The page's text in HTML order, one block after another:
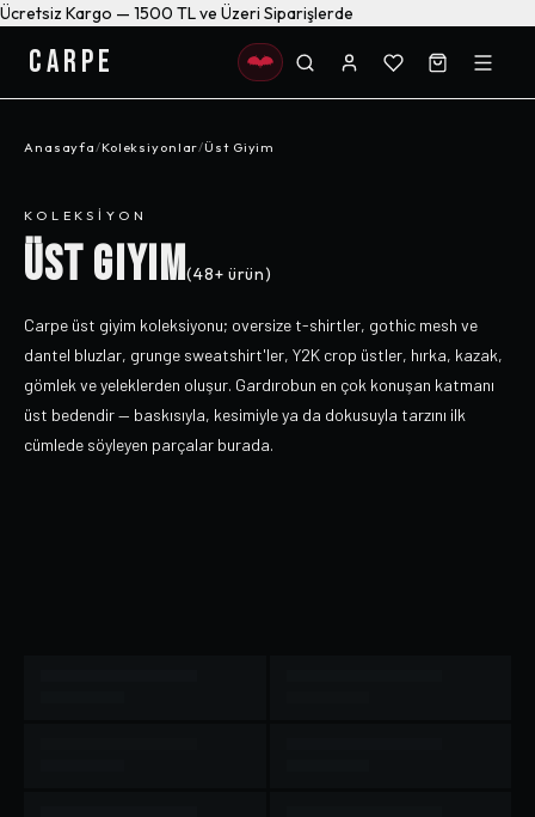
Ücretsiz Kargo — 1500 TL ve Üzeri Siparişlerde
CARPE
Anasayfa/Koleksiyonlar/Üst Giyim
KOLEKSIYON
ÜST GIYIM(48+ ürün)
Carpe üst giyim koleksiyonu; oversize t-shirtler, gothic mesh ve
dantel bluzlar, grunge sweatshirt'ler, Y2K crop üstler, hırka, kazak,
gömlek ve yeleklerden oluşur. Gardırobun en çok konuşan katmanı
üst bedendir — baskısıyla, kesimiyle ya da dokusuyla tarzını ilk
cümlede söyleyen parçalar burada.